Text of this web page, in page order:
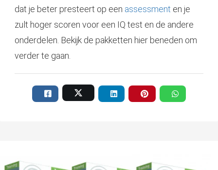
dat je beter presteert op een assessment en je
zult hoger scoren voor een IQ test en de andere
onderdelen. Bekijk de pakketten hier beneden om
verder te gaan.